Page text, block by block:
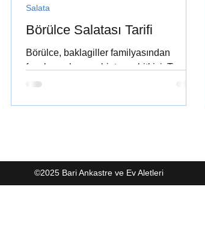
Börülce Salatası Tarifi
Börülce, baklagiller familyasından
fasulyeye benzer bir tarım bitkisi. Taze
fasulye şeklinde yemekleri
Salata
©2025 Bari Ankastre ve Ev Aletleri